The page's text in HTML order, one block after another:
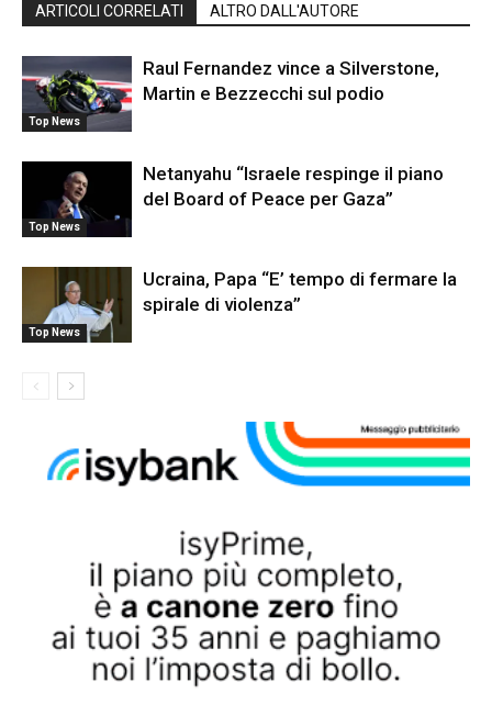
ARTICOLI CORRELATI ALTRO DALL'AUTORE
Top News
Raul Fernandez vince a Silverstone,
Martin e Bezzecchi sul podio
Top News
Netanyahu “Israele respinge il piano
del Board of Peace per Gaza”
Top News
Ucraina, Papa “E’ tempo di fermare la
spirale di violenza”